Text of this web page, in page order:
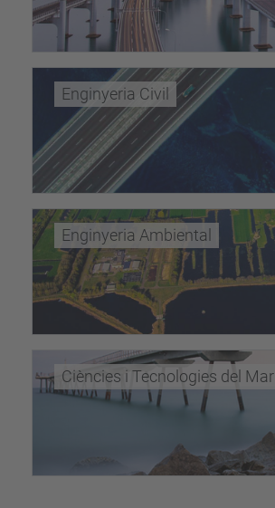
Enginyeria Civil
Enginyeria Ambiental
Ciències i Tecnologies del Mar